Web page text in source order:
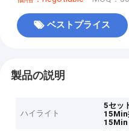
ベストプライス
製品の説明
ハイライト
5セッ
15Min
15Min